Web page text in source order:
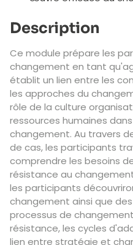
Description
Ce module prépare les
changement en tant
établit un lien entre les
les approches du
rôle de la culture
ressources humaines
changement. Au travers
de cas, les participants
comprendre les besoins
résistance au
les participants
changement ainsi que
processus de
résistance, les cycles
lien entre stratégie et